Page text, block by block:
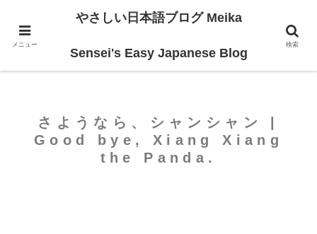
For Beginners
さようなら、シャンシャン |
Good bye, Xiang Xiang
the Panda.
メニュー
やさしい日本語ブログ Meika
Sensei's Easy Japanese Blog
検索